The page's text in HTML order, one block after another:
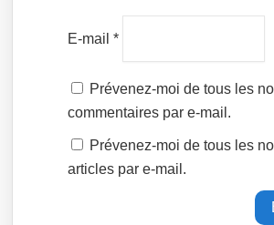
E-mail*
Prévenez-moi de tous les
commentaires par e-mail.
Prévenez-moi de tous les
articles par e-mail.